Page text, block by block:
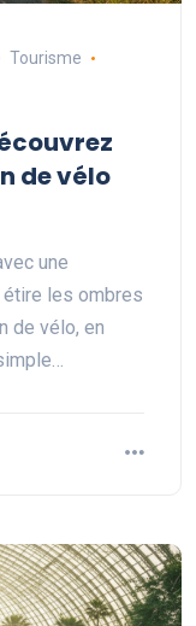
Tourisme
de vélo
une
les ombres
de vélo, en